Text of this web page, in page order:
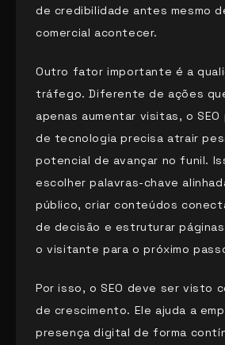
de credibilidade antes mesmo
comercial acontecer.
Outro fator importante é a
tráfego. Diferente de ações
apenas aumentar visitas, o SEO
de tecnologia precisa atrair
potencial de avançar no funil.
escolher palavras-chave
público, criar conteúdos
de decisão e estruturar páginas
o visitante para o próximo
Por isso, o SEO deve ser visto
de crescimento. Ele ajuda a
presença digital de forma